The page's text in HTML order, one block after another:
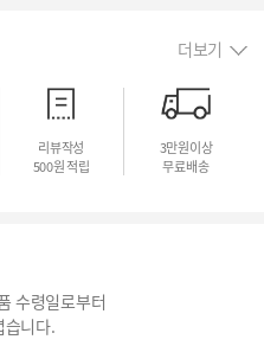
더보기
리뷰작성
500원 적립
3만원이상
무료배송
수령일로부터
습니다.